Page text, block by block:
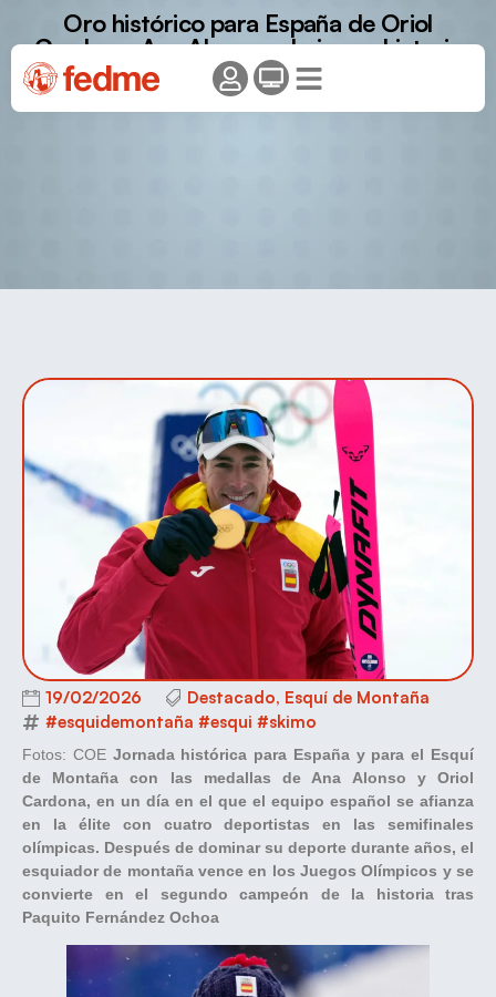
Oro histórico para España de Oriol
Cardona. Ana Alonso culmina su historia
de superación con un bronce olímpico
para España.
19/02/2026 Destacado, Esquí de Montaña
#esquidemontaña #esqui #skimo
Fotos: COE Jornada histórica para España y para el Esquí
de Montaña con las medallas de Ana Alonso y Oriol
Cardona, en un día en el que el equipo español se afianza
en la élite con cuatro deportistas en las semifinales
olímpicas. Después de dominar su deporte durante años, el
esquiador de montaña vence en los Juegos Olímpicos y se
convierte en el segundo campeón de la historia tras
Paquito Fernández Ochoa